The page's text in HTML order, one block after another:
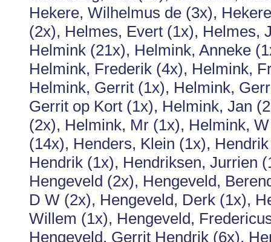
Hekere, Wilhelmus de (3x),
(2x), Helmes, Evert (1x), Helmes,
Helmink (21x), Helmink, Anneke
Helmink, Frederik (4x), Helmink,
Helmink, Gerrit (1x), Helmink,
Gerrit op Kort (1x), Helmink, Jan
(2x), Helmink, Mr (1x), Helmink,
(14x), Henders, Klein (1x),
Hendrik (1x), Hendriksen, Jurrien
Hengeveld (2x), Hengeveld,
D W (2x), Hengeveld, Derk (1x),
Willem (1x), Hengeveld,
Hengeveld, Gerrit Hendrik (6x),